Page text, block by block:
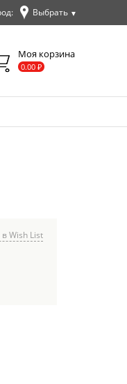
Выбрать ▼
Моя корзина
0.00 ₽
Wish List